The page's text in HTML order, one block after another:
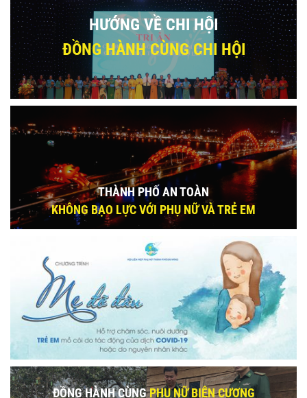
HƯỚNG VỀ CHI HỘI
ĐỒNG HÀNH CÙNG CHI HỘI
THÀNH PHỐ AN TOÀN
KHÔNG BẠO LỰC VỚI PHỤ NỮ VÀ TRẺ EM
ĐỒNG HÀNH CÙNGPHỤ NỮ BIÊN CƯƠNG